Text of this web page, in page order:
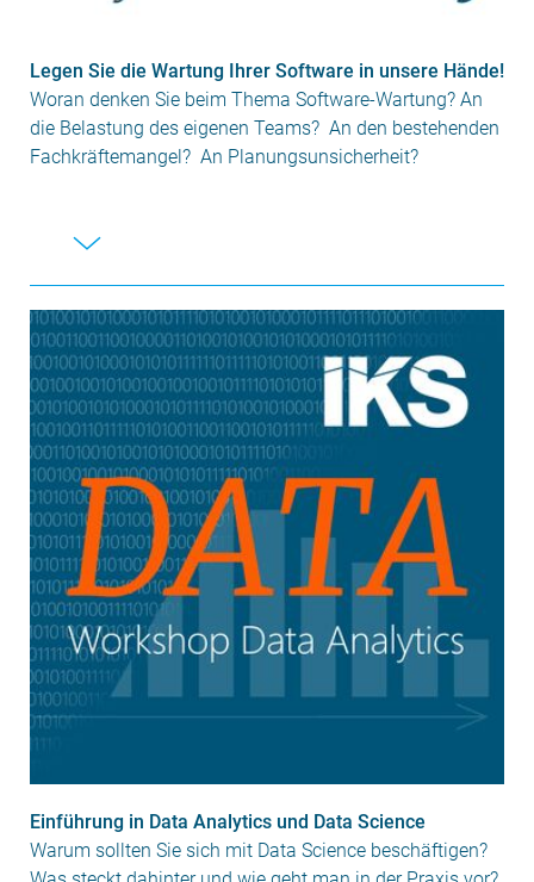
Legen Sie die Wartung Ihrer Software in unsere Hände!
Woran denken Sie beim Thema Software-Wartung? An
die Belastung des eigenen Teams? An den bestehenden
Fachkräftemangel? An Planungsunsicherheit?
Einführung in Data Analytics und Data Science
Warum sollten Sie sich mit Data Science beschäftigen?